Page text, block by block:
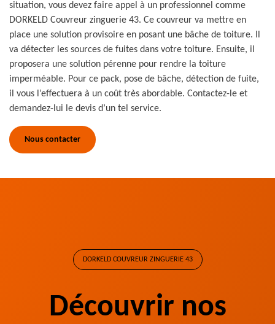
situation, vous devez faire appel à un professionnel comme
DORKELD Couvreur zinguerie 43. Ce couvreur va mettre en
place une solution provisoire en posant une bâche de toiture. Il
va détecter les sources de fuites dans votre toiture. Ensuite, il
proposera une solution pérenne pour rendre la toiture
imperméable. Pour ce pack, pose de bâche, détection de fuite,
il vous l’effectuera à un coût très abordable. Contactez-le et
demandez-lui le devis d’un tel service.
Nous contacter
DORKELD COUVREUR ZINGUERIE 43
Découvrir nos